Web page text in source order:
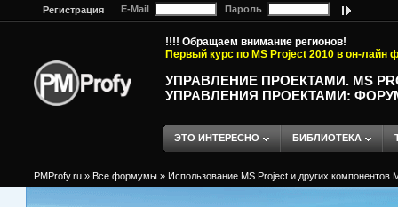
Регистрация E-Mail Пароль
!!!! Обращаем внимание регионов!
Первый курс по MS Project 2010 в он-лайн
УПРАВЛЕНИЕ ПРОЕКТАМИ. MS
УПРАВЛЕНИЯ ПРОЕКТАМИ:
ЭТО ИНТЕРЕСНО БИБЛИОТЕКА
PMProfy.ru » Все формумы » Использование MS Project и других компонентов